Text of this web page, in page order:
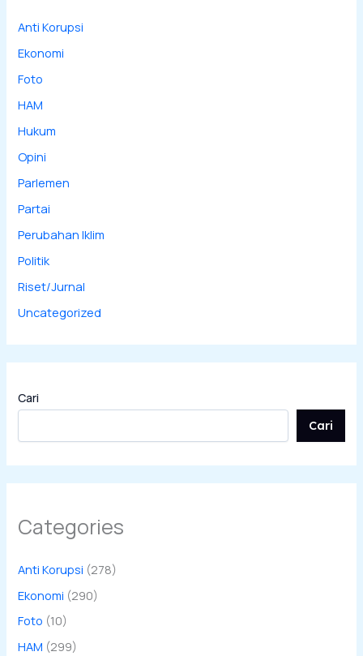
Anti Korupsi
Ekonomi
Foto
HAM
Hukum
Opini
Parlemen
Partai
Perubahan Iklim
Politik
Riset/Jurnal
Uncategorized
Cari
Cari
Categories
Anti Korupsi (278)
Ekonomi (290)
Foto (10)
HAM (299)